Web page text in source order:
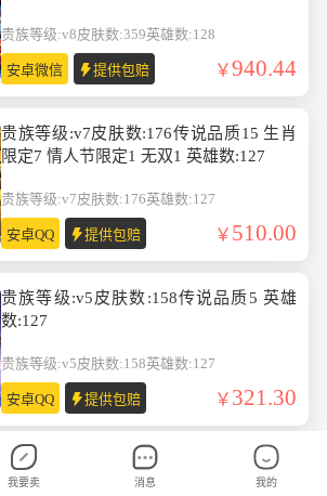
贵族等级:v8皮肤数:359英雄数:128
安卓微信 提供包赔 940.44
贵族等级:v7皮肤数:176传说品质15 生肖
限定7 情人节限定1 无双1 英雄数:127
贵族等级:v7皮肤数:176英雄数:127
安卓QQ 提供包赔 510.00
贵族等级:v5皮肤数:158传说品质5 英雄
数:127
贵族等级:v5皮肤数:158英雄数:127
安卓QQ 提供包赔 321.30
贵族等级:v8皮肤数:298传说品质16 珍品
传说2 生肖限定4 荣耀典藏1 英雄数:129
我要卖 消息 我的